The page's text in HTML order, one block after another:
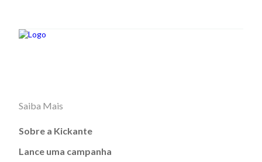
Saiba Mais
Sobre a Kickante
Lance uma campanha